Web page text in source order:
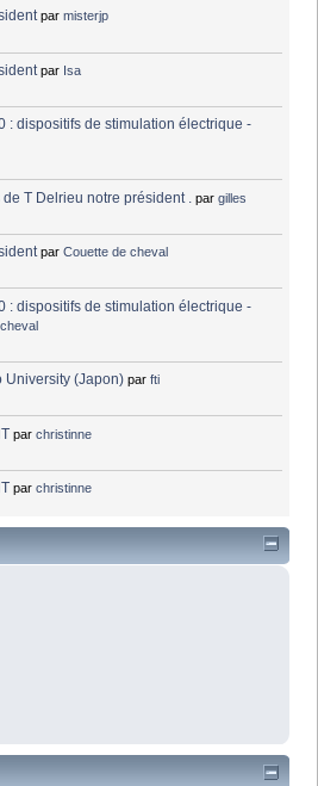
parmisterjp
par Isa
: dispositifs de stimulation électrique -
T Delrieu notre président . pargilles
parCouette de cheval
: dispositifs de stimulation électrique -
University (Japon) parfti
parchristinne
parchristinne